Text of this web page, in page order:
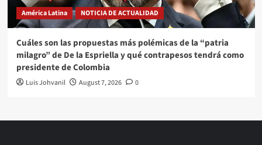
América Latina NOTICIA DE ACTUALIDAD
Cuáles son las propuestas más polémicas de la “patria
milagro” de De la Espriella y qué contrapesos tendrá como
presidente de Colombia
Luis Johvanil August 7, 2026 0